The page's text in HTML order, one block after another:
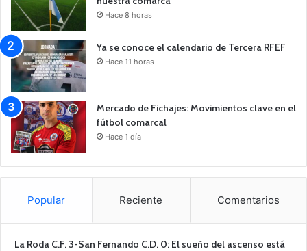
Hace 8 horas
Ya se conoce el calendario de Tercera RFEF
Hace 11 horas
Mercado de Fichajes: Movimientos clave en el
fútbol comarcal
Hace 1 día
Popular Reciente Comentarios
La Roda C.F. 3-San Fernando C.D. 0: El sueño del ascenso está